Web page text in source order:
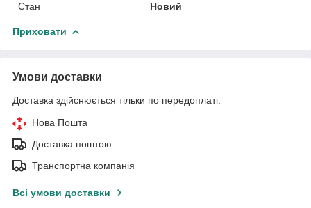
Стан
Новий
Приховати
Умови доставки
Доставка здійснюється тільки по передоплаті.
Нова Пошта
Доставка поштою
Транспортна компанія
Всі умови доставки